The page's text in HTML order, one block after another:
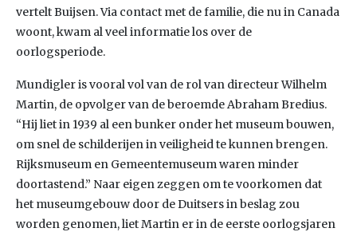
vertelt Buijsen. Via contact met de familie, die nu in Canada
woont, kwam al veel informatie los over de
oorlogsperiode.
Mundigler is vooral vol van de rol van directeur Wilhelm
Martin, de opvolger van de beroemde Abraham Bredius.
“Hij liet in 1939 al een bunker onder het museum bouwen,
om snel de schilderijen in veiligheid te kunnen brengen.
Rijksmuseum en Gemeentemuseum waren minder
doortastend.” Naar eigen zeggen om te voorkomen dat
het museumgebouw door de Duitsers in beslag zou
worden genomen, liet Martin er in de eerste oorlogsjaren